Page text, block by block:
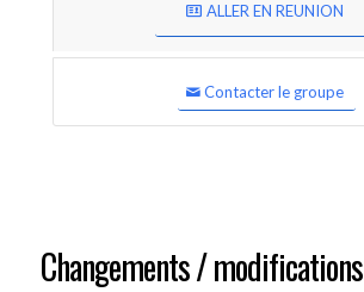
ALLER EN REUNION
Contacter le groupe
Changements / modifications